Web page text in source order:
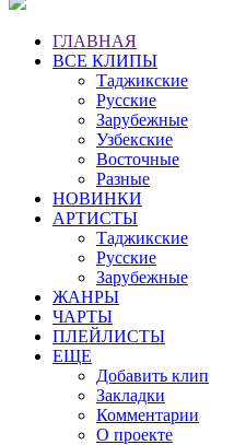
ГЛАВНАЯ
ВСЕ КЛИПЫ
Таджикские
Русские
Зарубежные
Узбекские
Восточные
Разные
НОВИНКИ
АРТИСТЫ
Таджикские
Русские
Зарубежные
ЖАНРЫ
ЧАРТЫ
ПЛЕЙЛИСТЫ
ЕЩЕ
Добавить клип
Закладки
Комментарии
О проекте